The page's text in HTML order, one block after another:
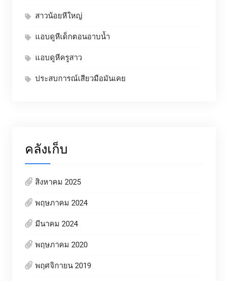
สาวน้อยหีใหญ่
แอบดูหีเด็กตอนอาบน้ำ
แอบดูหีครูสาว
ประสบการณ์เสียวมือมันเคย
คลังเก็บ
สิงหาคม 2025
พฤษภาคม 2024
มีนาคม 2024
พฤษภาคม 2020
พฤศจิกายน 2019